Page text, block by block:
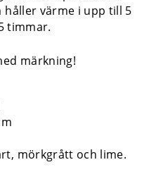
håller värme i upp till 5
timmar.
märkning!
mörkgrått och lime.